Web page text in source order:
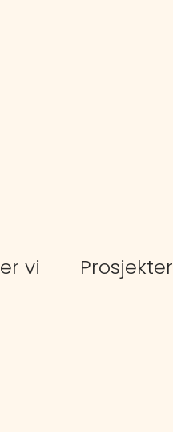
vi Prosjekter